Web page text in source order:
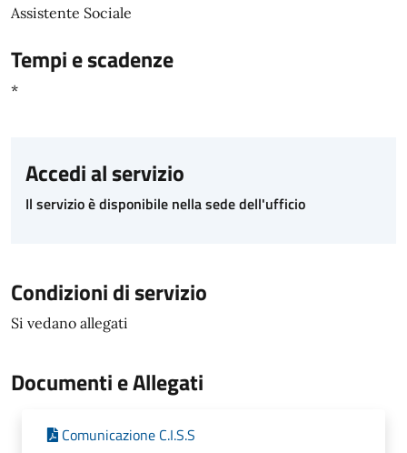
Assistente Sociale
Tempi e scadenze
*
Accedi al servizio
Il servizio è disponibile nella sede dell'ufficio
Condizioni di servizio
Si vedano allegati
Documenti e Allegati
Comunicazione C.I.S.S